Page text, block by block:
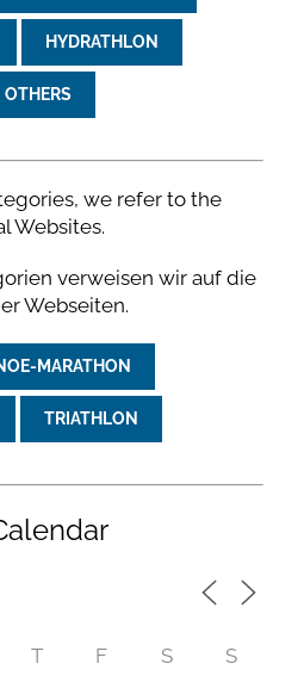
HYDRATHLON
OTHERS
we refer to the
Websites.
verweisen wir auf die
Webseiten.
MARATHON
TRIATHLON
T F S S